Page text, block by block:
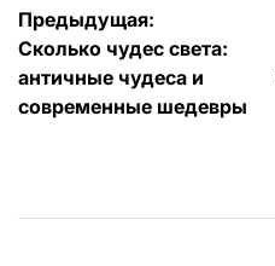
Навигация
по
записям
Предыдущая:
Сколько чудес света:
античные чудеса и
современные шедевры